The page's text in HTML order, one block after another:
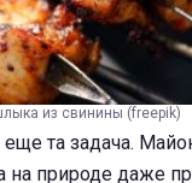
из свинины (freepik)
та задача.
природе даже